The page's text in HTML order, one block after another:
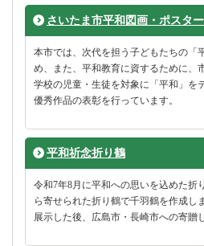
さいたま市平和図画・ポスタ
本市では、次代を担う子どもたちの「
め、また、平和教育に資するために、
学校の児童・生徒を対象に「平和」を
優秀作品の表彰を行っています。
平和祈念折り鶴
令和7年8月に平和への思いを込めた折
ら寄せられた折り鶴で千羽鶴を作成し
展示した後、広島市・長崎市への寄贈